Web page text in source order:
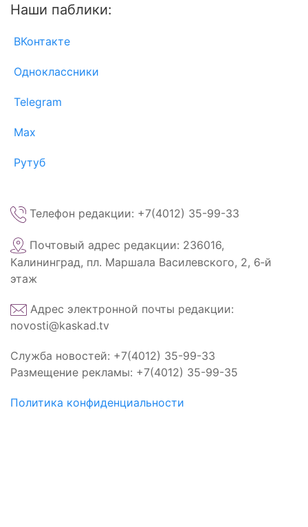
Наши паблики:
ВКонтакте
Одноклассники
Telegram
Max
Рутуб
Телефон редакции: +7(4012) 35-99-33
Почтовый адрес редакции: 236016,
Калининград, пл. Маршала Василевского, 2, 6‑й
этаж
Адрес электронной почты редакции:
novosti@kaskad.tv
Служба новостей: +7(4012) 35-99-33
Размещение рекламы: +7(4012) 35-99-35
Политика конфиденциальности